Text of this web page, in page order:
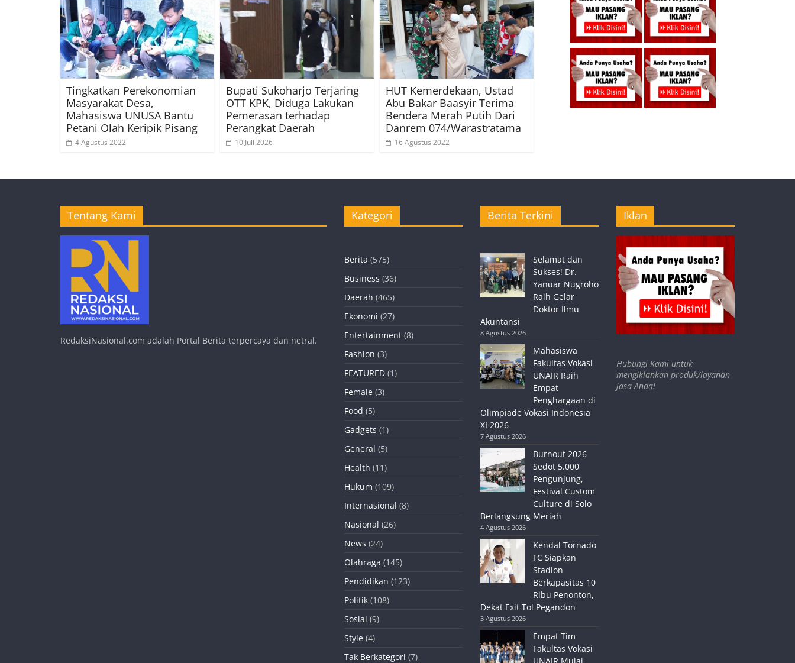
Tingkatkan Perekonomian
Masyarakat Desa,
Mahasiswa UNUSA Bantu
Petani Olah Keripik Pisang
4 Agustus 2022
Bupati Sukoharjo Terjaring
OTT KPK, Diduga Lakukan
Pemerasan terhadap
Perangkat Daerah
10 Juli 2026
HUT Kemerdekaan, Ustad
Abu Bakar Baasyir Terima
Bendera Merah Putih Dari
Danrem 074/Warastratama
16 Agustus 2022
Tentang Kami
RedaksiNasional.com adalah Portal Berita terpercaya dan netral.
Kategori
Berita (575)
Business (36)
Daerah (465)
Ekonomi (27)
Entertainment (8)
Fashion (3)
FEATURED (1)
Female (3)
Food (5)
Gadgets (1)
General (5)
Health (11)
Hukum (109)
Internasional (8)
Nasional (26)
News (24)
Olahraga (145)
Pendidikan (123)
Politik (108)
Sosial (9)
Style (4)
Tak Berkategori (7)
Berita Terkini
Selamat dan
Sukses! Dr.
Yanuar Nugroho
Raih Gelar
Doktor Ilmu
Akuntansi
8 Agustus 2026
Mahasiswa
Fakultas Vokasi
UNAIR Raih
Empat
Penghargaan di
Olimpiade Vokasi Indonesia
XI 2026
7 Agustus 2026
Burnout 2026
Sedot 5.000
Pengunjung,
Festival Custom
Culture di Solo
Berlangsung Meriah
4 Agustus 2026
Kendal Tornado
FC Siapkan
Stadion
Berkapasitas 10
Ribu Penonton,
Dekat Exit Tol Pegandon
3 Agustus 2026
Empat Tim
Fakultas Vokasi
Iklan
Hubungi Kami untuk
mengiklankan produk/layanan
jasa Anda!